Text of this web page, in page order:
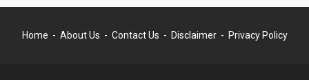
Home About Us Contact Us Disclaimer Privacy Policy